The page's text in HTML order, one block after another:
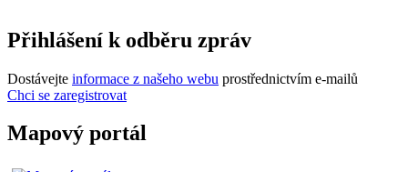
Přihlášení k odběru zpráv
Dostávejte informace z našeho webu prostřednictvím e-mailů
Chci se zaregistrovat
Mapový portál